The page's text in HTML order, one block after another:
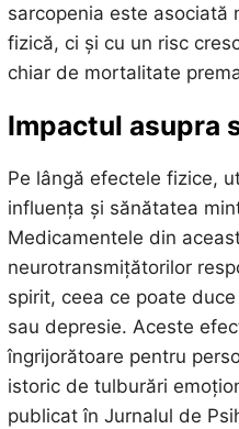
sarcopenia este asociată
fizică, ci și cu un risc
chiar de mortalitate
Impactul asupra
Pe lângă efectele fizice,
influența și sănătatea
Medicamentele din
neurotransmițătorilor
spirit, ceea ce poate
sau depresie. Aceste
îngrijorătoare pentru
istoric de tulburări
publicat în Jurnalul de